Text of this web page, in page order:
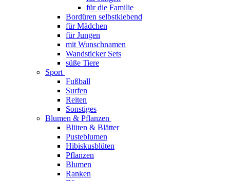
für die Familie
Bordüren selbstklebend
für Mädchen
für Jungen
mit Wunschnamen
Wandsticker Sets
süße Tiere
Sport
Fußball
Surfen
Reiten
Sonstiges
Blumen & Pflanzen
Blüten & Blätter
Pusteblumen
Hibiskusblüten
Pflanzen
Blumen
Ranken